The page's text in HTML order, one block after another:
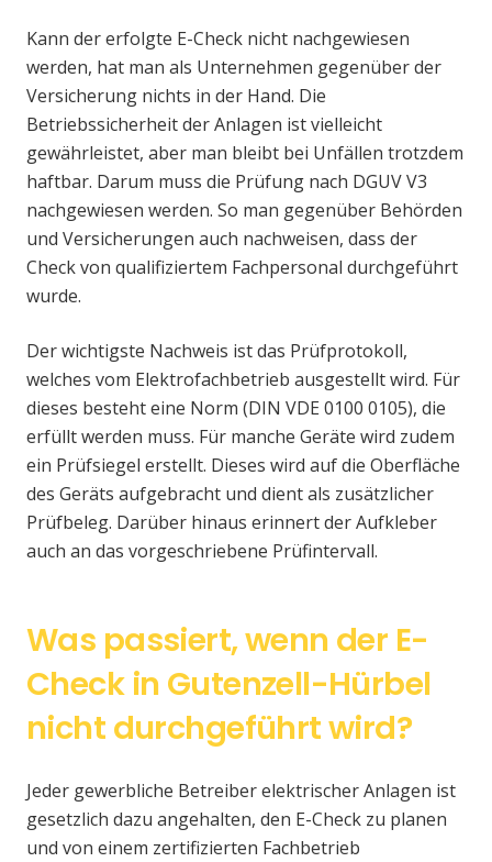
Kann der erfolgte E-Check nicht nachgewiesen
werden, hat man als Unternehmen gegenüber der
Versicherung nichts in der Hand. Die
Betriebssicherheit der Anlagen ist vielleicht
gewährleistet, aber man bleibt bei Unfällen trotzdem
haftbar. Darum muss die Prüfung nach DGUV V3
nachgewiesen werden. So man gegenüber Behörden
und Versicherungen auch nachweisen, dass der
Check von qualifiziertem Fachpersonal durchgeführt
wurde.
Der wichtigste Nachweis ist das Prüfprotokoll,
welches vom Elektrofachbetrieb ausgestellt wird. Für
dieses besteht eine Norm (DIN VDE 0100 0105), die
erfüllt werden muss. Für manche Geräte wird zudem
ein Prüfsiegel erstellt. Dieses wird auf die Oberfläche
des Geräts aufgebracht und dient als zusätzlicher
Prüfbeleg. Darüber hinaus erinnert der Aufkleber
auch an das vorgeschriebene Prüfintervall.
Was passiert, wenn der E-
Check in Gutenzell-Hürbel
nicht durchgeführt wird?
Jeder gewerbliche Betreiber elektrischer Anlagen ist
gesetzlich dazu angehalten, den E-Check zu planen
und von einem zertifizierten Fachbetrieb